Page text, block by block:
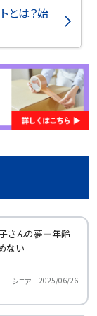
とは？始
子さんの夢―年齢
ない
シニア 2025/06/26